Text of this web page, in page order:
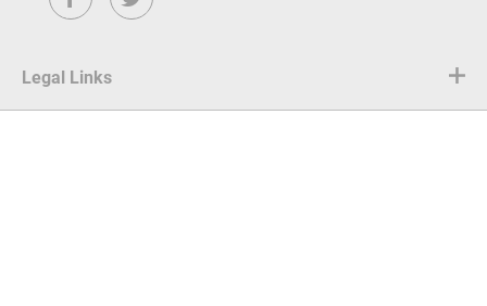
FacebookTwitter
Legal Links